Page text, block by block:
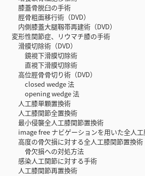
膝蓋骨脱臼の手術
脛骨粗面移行術（DVD）
内側膝蓋大腿靱帯再建術（DVD）
変形性関節症、リウマチ膝の手術
滑膜切除術（DVD）
鏡視下滑膜切除術
直視下滑膜切除術
高位脛骨骨切り術（DVD）
closed wedge 法
opening wedge 法
人工膝単顆置換術
人工膝関節全置換術
最小侵襲全人工膝関節置換術
image free ナビゲーションを用いた全人工
高度の骨欠損に対する全人工膝関節置換術
骨欠損への対処方法
感染人工関節に対する手術
人工膝関節再置換術